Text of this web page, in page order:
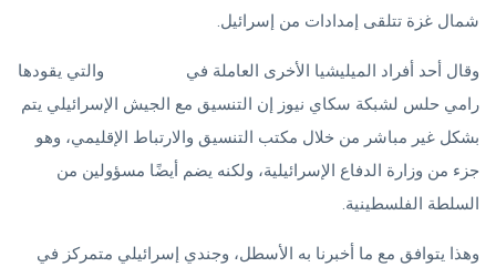
شمال غزة تتلقى إمدادات من إسرائيل.
وقال أحد أفراد الميليشيا الأخرى العاملة في
والتي يقودها
رامي حلس لشبكة سكاي نيوز إن التنسيق مع الجيش الإسرائيلي يتم
بشكل غير مباشر من خلال مكتب التنسيق والارتباط الإقليمي، وهو
جزء من وزارة الدفاع الإسرائيلية، ولكنه يضم أيضًا مسؤولين من
السلطة الفلسطينية.
وهذا يتوافق مع ما أخبرنا به الأسطل، وجندي إسرائيلي متمركز في